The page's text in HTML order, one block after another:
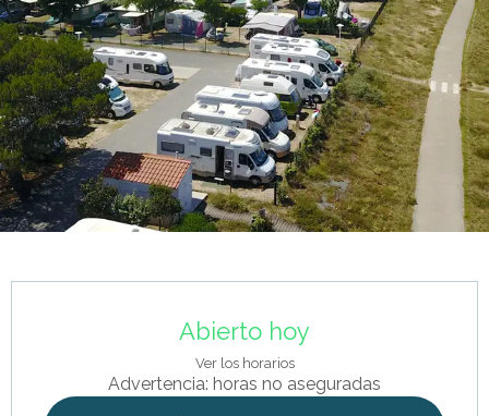
Abierto hoy
Ver los horarios
Advertencia: horas no aseguradas